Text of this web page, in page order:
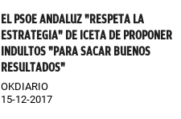
EL PSOE ANDALUZ "RESPETA LA
ESTRATEGIA" DE ICETA DE PROPONER
INDULTOS "PARA SACAR BUENOS
RESULTADOS"
OKDIARIO
15-12-2017